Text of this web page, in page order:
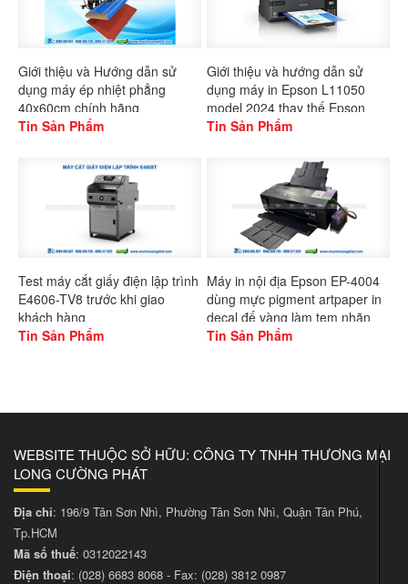
Giới thiệu và Hướng dẫn sử
dụng máy ép nhiệt phẳng
40x60cm chính hãng
Gaoshang
Tin Sản Phẩm
Giới thiệu và hướng dẫn sử
dụng máy in Epson L11050
model 2024 thay thế Epson
L1300
Tin Sản Phẩm
Test máy cắt giấy điện lập trình
E4606-TV8 trước khi giao
khách hàng
Tin Sản Phẩm
Máy in nội địa Epson EP-4004
dùng mực pigment artpaper in
decal đế vàng làm tem nhãn
Tin Sản Phẩm
WEBSITE THUỘC SỞ HỮU: CÔNG TY TNHH THƯƠNG MẠI
LONG CƯỜNG PHÁT
Địa chỉ: 196/9 Tân Sơn Nhì, Phường Tân Sơn Nhì, Quận Tân Phú,
Tp.HCM
Mã số thuế: 0312022143
Điện thoại: (028) 6683 8068 - Fax: (028) 3812 0987